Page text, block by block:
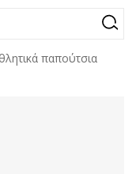
παπούτσια